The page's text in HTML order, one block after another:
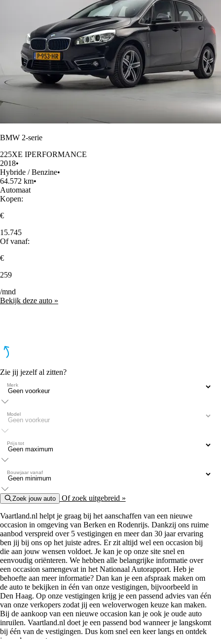
BMW 2-serie
225XE IPERFORMANCE
2018•
Hybride / Benzine•
64.572 km•
Automaat
Kopen:
€
15.745
Of vanaf:
€
259
/mnd
Bekijk deze auto »
Zie jij jezelf al zitten?
Merk
Model
Prijs tot
Bouwjaar vanaf
Zoek jouw auto Of zoek uitgebreid »
Vaartland.nl helpt je graag bij het aanschaffen van een nieuwe
occasion in omgeving van Berken en Rodenrijs. Dankzij ons ruime
aanbod verspreid over 5 vestigingen en meer dan 30 jaar ervaring
ben jij bij ons op het juiste adres. Er zit altijd wel een occasion bij
die aan jouw wensen voldoet. Je kan je op onze site snel en
eenvoudig oriënteren. We hebben alle belangrijke informatie over
een occasion samengevat in het Nationaal Autorapport. Heb je
behoefte aan meer informatie? Dan kan je een afspraak maken om
de auto te bekijken in één van onze vestigingen, bijvoorbeeld in
Den Haag. Op onze vestigingen krijg je een passend advies van één
van onze verkopers zodat jij een weloverwogen keuze kan maken.
Bij de aankoop van een nieuwe occasion kan je ook je oude auto
inruilen. Vaartland.nl doet je een passend bod wanneer je langskomt
bij één van de vestigingen. Dus kom snel een keer langs en ontdek